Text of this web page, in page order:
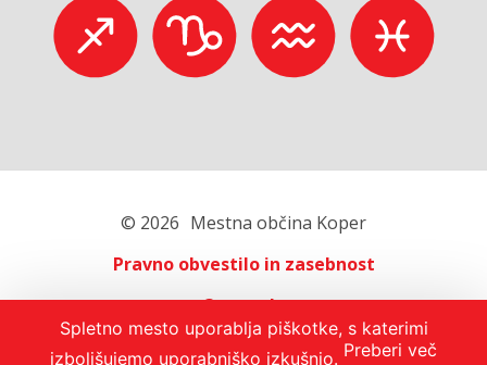
© 2026 Mestna občina Koper
Pravno obvestilo in zasebnost
O portalu
Oglaševanje
Spletno mesto uporablja piškotke, s katerimi
izboljšujemo uporabniško izkušnjo. Preberi več